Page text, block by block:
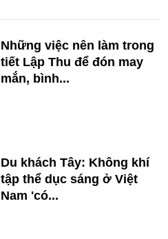
Những việc nên làm trong
tiết Lập Thu để đón may
mắn, bình...
Du khách Tây: Không khí
tập thể dục sáng ở Việt
Nam 'có...